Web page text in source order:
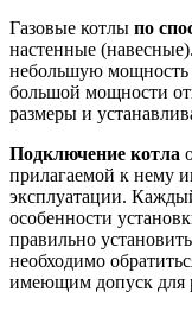
Газовые котлы по
настенные
небольшую
большой мощности
размеры и
Подключение котла
прилагаемой к нему
эксплуатации.
особенности
правильно
необходимо
имеющим допуск для